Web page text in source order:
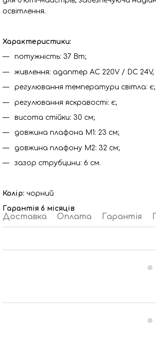
освітлення.
Характеристики:
потужність: 37 Вт;
живлення: адаптер AC 220V / DC 24V,
регулювання температури світла: є;
регулювання яскравості: є;
висота стійки: 30 см;
довжина плафона М1: 23 см;
довжина плафону М2: 32 см;
зазор струбцини: 6 см.
Колір: чорний
Гарантія 6 місяців
Доставка Оплата Гарантія